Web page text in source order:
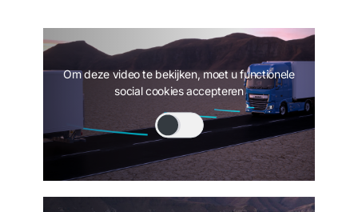
Om deze video te bekijken, moet u functionele
social cookies accepteren